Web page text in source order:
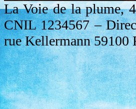
La Voie de la plume,
CNIL 1234567 –
rue Kellermann 59100